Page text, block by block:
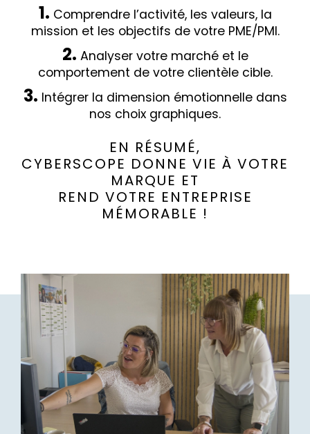
Comprendre l’activité, les valeurs, la
mission et les objectifs de votre PME/PMI.
Analyser votre marché et le
comportement de votre clientèle cible.
Intégrer la dimension émotionnelle dans
nos choix graphiques.
EN RÉSUMÉ,
CYBERSCOPE DONNE VIE À VOTRE
MARQUE ET
REND VOTRE ENTREPRISE
MÉMORABLE !